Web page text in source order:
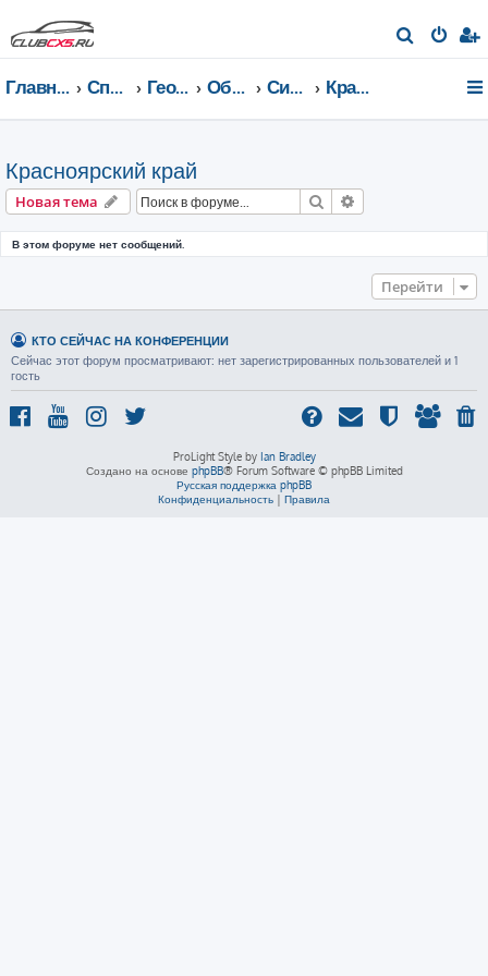
о
Главная страница Список форумов География Клуба CX-5 CLUB Общение по регионам Сибирский федеральный округ Красноярский край
Красноярский край
Новая тема Поиск
В этом форуме нет сообщений.
Перейти
КТО СЕЙЧАС НА КОНФЕРЕНЦИИ
Сейчас этот форум просматривают: нет зарегистрированных пользователей и 1
гость
ProLight Style by Ian Bradley
Создано на основе phpBB® Forum Software © phpBB Limited
Русская поддержка phpBB
Конфиденциальность | Правила